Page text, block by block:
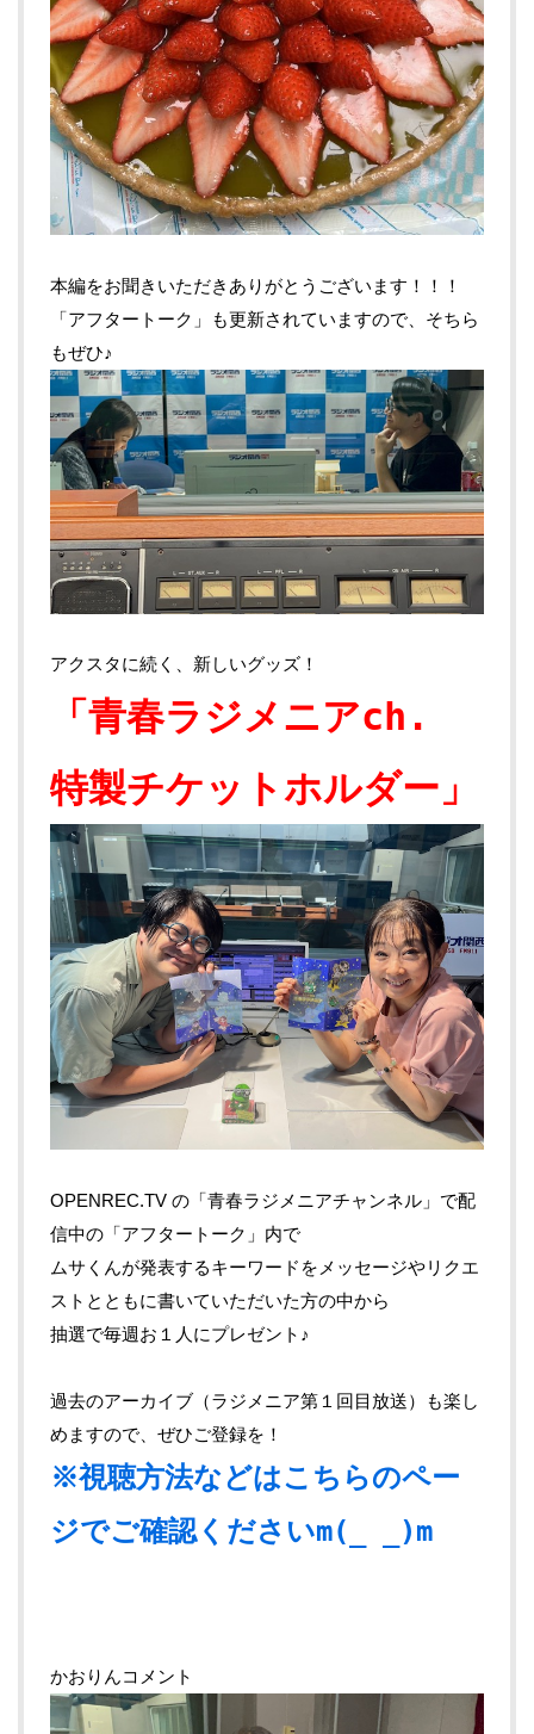
本編をお聞きいただきありがとうございます！！！
「アフタートーク」も更新されていますので、そちら
もぜひ♪
アクスタに続く、新しいグッズ！
「青春ラジメニアch.
特製チケットホルダー」
OPENREC.TV の「青春ラジメニアチャンネル」で配
信中の「アフタートーク」内で
ムサくんが発表するキーワードをメッセージやリクエ
ストとともに書いていただいた方の中から
抽選で毎週お１人にプレゼント♪
過去のアーカイブ（ラジメニア第１回目放送）も楽し
めますので、ぜひご登録を！
※視聴方法などはこちらのペー
ジでご確認くださいm(_ _)m
かおりんコメント